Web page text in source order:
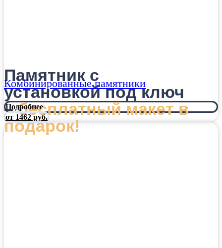
Памятник с
установкой под ключ
–бесплатный макет в
подарок!
Комбинированные памятники
Подробнее
от 1462 руб.